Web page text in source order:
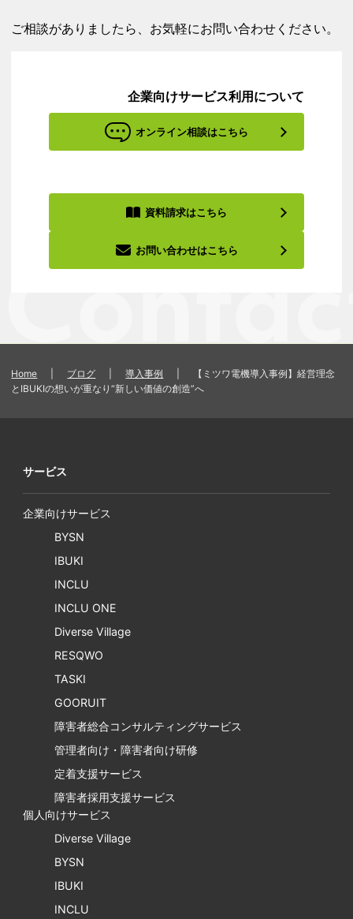
ご相談がありましたら、お気軽にお問い合わせください。
企業向けサービス利用について
オンライン相談はこちら
資料請求はこちら
お問い合わせはこちら
Home ブログ 導入事例
【ミツワ電機導入事例】経営理念
とIBUKIの想いが重なり“新しい価値の創造”へ
サービス
企業向けサービス
BYSN
IBUKI
INCLU
INCLU ONE
Diverse Village
RESQWO
TASKI
GOORUIT
障害者総合コンサルティングサービス
管理者向け・障害者向け研修
定着支援サービス
障害者採用支援サービス
個人向けサービス
Diverse Village
BYSN
IBUKI
INCLU